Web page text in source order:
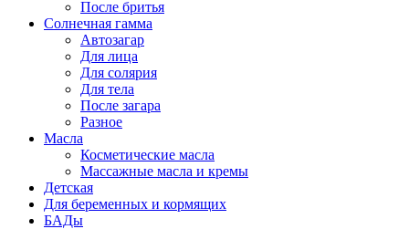
После бритья
Солнечная гамма
Автозагар
Для лица
Для солярия
Для тела
После загара
Разное
Масла
Косметические масла
Массажные масла и кремы
Детская
Для беременных и кормящих
БАДы